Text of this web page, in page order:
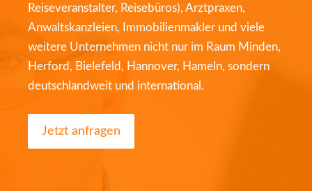
Reiseveranstalter, Reisebüros), Arztpraxen,
Anwaltskanzleien, Immobilienmakler und viele
weitere Unternehmen nicht nur im Raum Minden,
Herford, Bielefeld, Hannover, Hameln, sondern
deutschlandweit und international.
Jetzt anfragen